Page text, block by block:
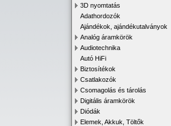
3D nyomtatás
Adathordozók
Ajándékok, ajándékutalványok
Analóg áramkörök
Audiotechnika
Autó HiFi
Biztosítékok
Csatlakozók
Csomagolás és tárolás
Digitális áramkörök
Diódák
Elemek, Akkuk, Töltők